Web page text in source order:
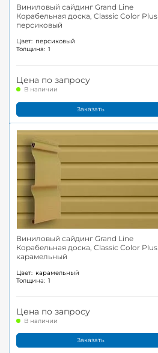
Виниловый сайдинг Grand Line
Корабельная доска, Classic Color Plus
персиковый
Цвет: персиковый
Толщина: 1
Цена по запросу
В наличии
Заказать
Виниловый сайдинг Grand Line
Корабельная доска, Classic Color Plus
карамельный
Цвет: карамельный
Толщина: 1
Цена по запросу
В наличии
Заказать